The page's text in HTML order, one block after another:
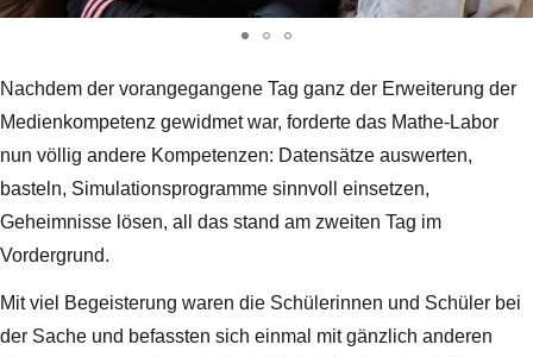
Nachdem der vorangegangene Tag ganz der Erweiterung der
Medienkompetenz gewidmet war, forderte das Mathe-Labor
nun völlig andere Kompetenzen: Datensätze auswerten,
basteln, Simulationsprogramme sinnvoll einsetzen,
Geheimnisse lösen, all das stand am zweiten Tag im
Vordergrund.
Mit viel Begeisterung waren die Schülerinnen und Schüler bei
der Sache und befassten sich einmal mit gänzlich anderen